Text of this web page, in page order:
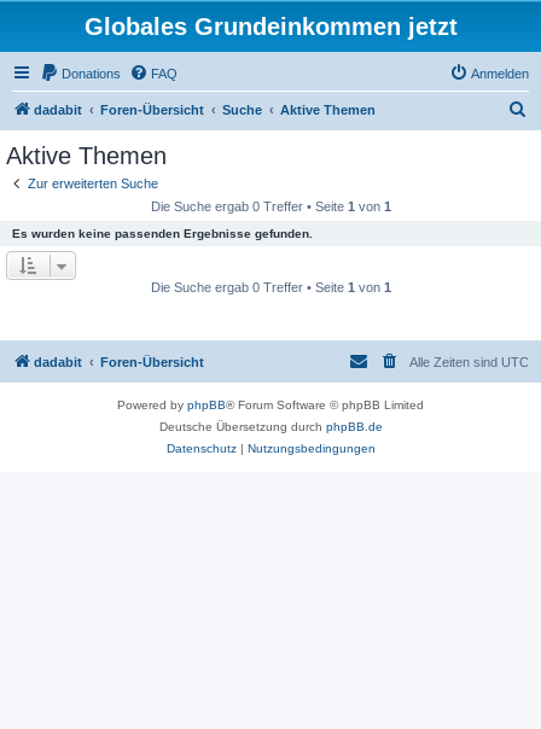
Globales Grundeinkommen jetzt
Donations FAQ Anmelden
dadabit Foren-Übersicht Suche Aktive Themen
Aktive Themen
Zur erweiterten Suche
Die Suche ergab 0 Treffer • Seite 1 von 1
Es wurden keine passenden Ergebnisse gefunden.
Die Suche ergab 0 Treffer • Seite 1 von 1
dadabit Foren-Übersicht Alle Zeiten sind UTC
Powered by phpBB® Forum Software © phpBB Limited
Deutsche Übersetzung durch phpBB.de
Datenschutz| Nutzungsbedingungen